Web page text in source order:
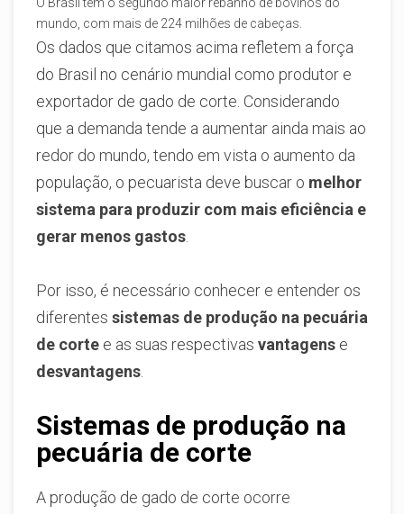
O Brasil tem o segundo maior rebanho de bovinos do
mundo, com mais de 224 milhões de cabeças.
Os dados que citamos acima refletem a força
do Brasil no cenário mundial como produtor e
exportador de gado de corte. Considerando
que a demanda tende a aumentar ainda mais ao
redor do mundo, tendo em vista o aumento da
população, o pecuarista deve buscar o melhor
sistema para produzir com mais eficiência e
gerar menos gastos.
Por isso, é necessário conhecer e entender os
diferentes sistemas de produção na pecuária
de corte e as suas respectivas vantagens e
desvantagens.
Sistemas de produção na
pecuária de corte
A produção de gado de corte ocorre